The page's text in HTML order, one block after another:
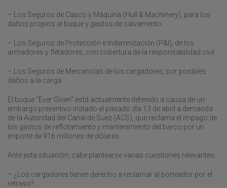
– Los Seguros de Casco y Máquina (Hull & Machinery), para los
daños propios al buque y gastos de salvamento.
– Los Seguros de Protección e Indemnización (P&I), de los
armadores y fletadores, con cobertura de la responsabilidad civil.
– Los Seguros de Mercancías de los cargadores, por posibles
daños a la carga.
El buque “Ever Given” está actualmente detenido a causa de un
embargo preventivo instado el pasado día 13 de abril a demanda
de la Autoridad del Canal de Suez (ACS), que reclama el impago de
los gastos de reflotamiento y mantenimiento del barco por un
importe de 916 millones de dólares.
Ante esta situación, cabe plantearse varias cuestiones relevantes:
– ¿Los cargadores tienen derecho a reclamar al porteador por el
retraso?